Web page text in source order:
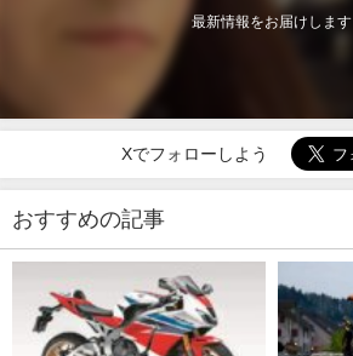
最新情報をお届けします
Xでフォローしよう
おすすめの記事